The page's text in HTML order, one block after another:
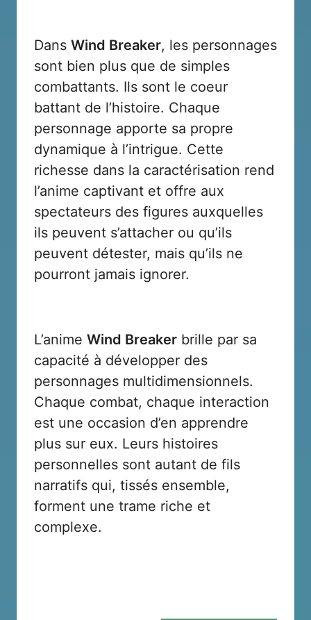
Dans Wind Breaker, les personnages
sont bien plus que de simples
combattants. Ils sont le coeur
battant de l’histoire. Chaque
personnage apporte sa propre
dynamique à l’intrigue. Cette
richesse dans la caractérisation rend
l’anime captivant et offre aux
spectateurs des figures auxquelles
ils peuvent s’attacher ou qu’ils
peuvent détester, mais qu’ils ne
pourront jamais ignorer.
L’anime Wind Breaker brille par sa
capacité à développer des
personnages multidimensionnels.
Chaque combat, chaque interaction
est une occasion d’en apprendre
plus sur eux. Leurs histoires
personnelles sont autant de fils
narratifs qui, tissés ensemble,
forment une trame riche et
complexe.